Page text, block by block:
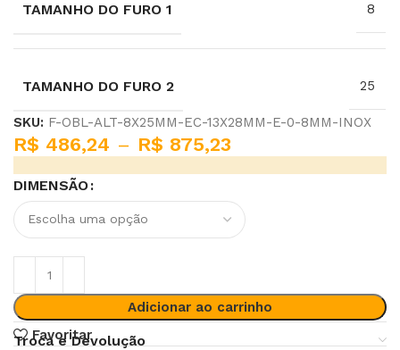
TAMANHO DO FURO 1 8
TAMANHO DO FURO 2 25
SKU: F-OBL-ALT-8X25MM-EC-13X28MM-E-0-8MM-INOX
R$ 486,24 – R$ 875,23
DIMENSÃO
Adicionar ao carrinho
Favoritar
Troca e Devolução